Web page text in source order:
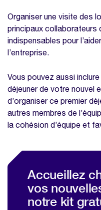
Organiser une visite des
principaux collaborateurs
indispensables pour
l’entreprise.
Vous pouvez aussi
déjeuner de votre nouvel
d’organiser ce premier
autres membres de
la cohésion d’équipe et
Accueillez
vos
notre kit